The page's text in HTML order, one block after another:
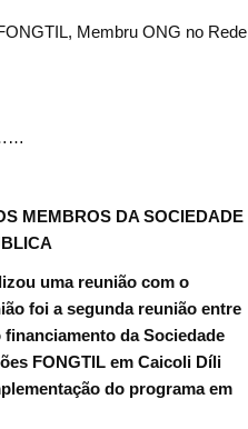
Membru ONG no Rede
MEMBROS DA SOCIEDADE
uma reunião com o
foi a segunda reunião entre
da Sociedade
FONGTIL em Caicoli Díli
do programa em